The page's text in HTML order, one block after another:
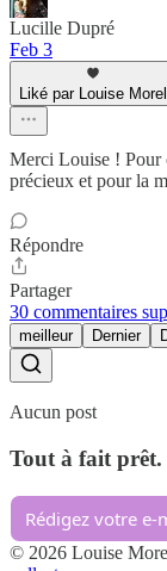
Lucille Dupré
Feb 3
Liké par Louise Morel
Merci Louise ! Pour
précieux et pour la
Répondre
Partager
30 commentaires
meilleur Dernier
Aucun post
Tout à fait
© 2026 Louise